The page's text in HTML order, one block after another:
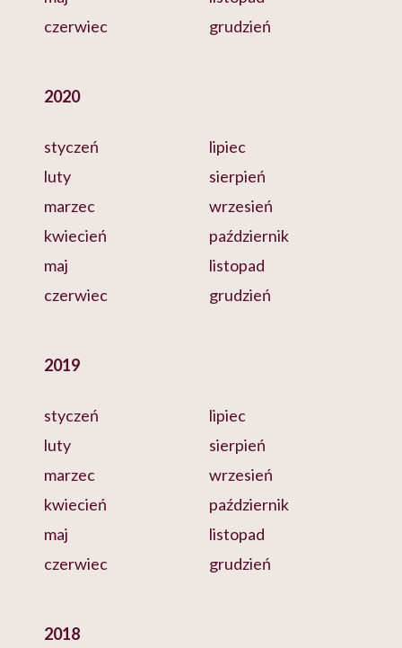
czerwiec
grudzień
2020
styczeń
luty
marzec
kwiecień
maj
czerwiec
lipiec
sierpień
wrzesień
październik
listopad
grudzień
2019
styczeń
luty
marzec
kwiecień
maj
czerwiec
lipiec
sierpień
wrzesień
październik
listopad
grudzień
2018